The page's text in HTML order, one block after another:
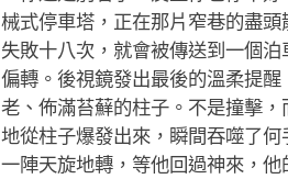
械式停車塔，正在那片窄巷的盡
失敗十八次，就會被傳送到一個
偏轉。後視鏡發出最後的溫柔提
老、佈滿苔蘚的柱子。不是撞擊，
地從柱子爆發出來，瞬間吞噬了
一陣天旋地轉，等他回過神來，